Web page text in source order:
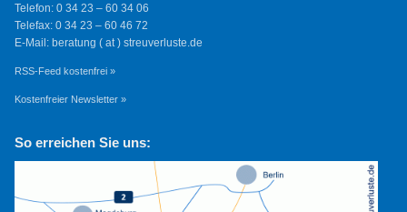
Telefon: 0 34 23 – 60 34 06
Telefax: 0 34 23 – 60 46 72
E-Mail: beratung ( at ) streuverluste.de
RSS-Feed kostenfrei »
Kostenfreier Newsletter »
So erreichen Sie uns: